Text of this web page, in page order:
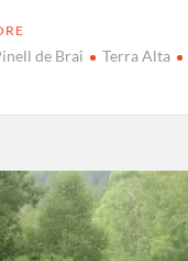
de Brai Terra Alta